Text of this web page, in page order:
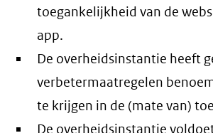
toegankelijkheid van de
app.
De overheidsinstantie heeft
verbetermaatregelen
te krijgen in de (mate van)
De overheidsinstantie